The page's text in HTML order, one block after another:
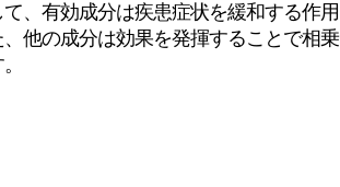
、有効成分は疾患症状を緩和する作用
他の成分は効果を発揮することで相乗